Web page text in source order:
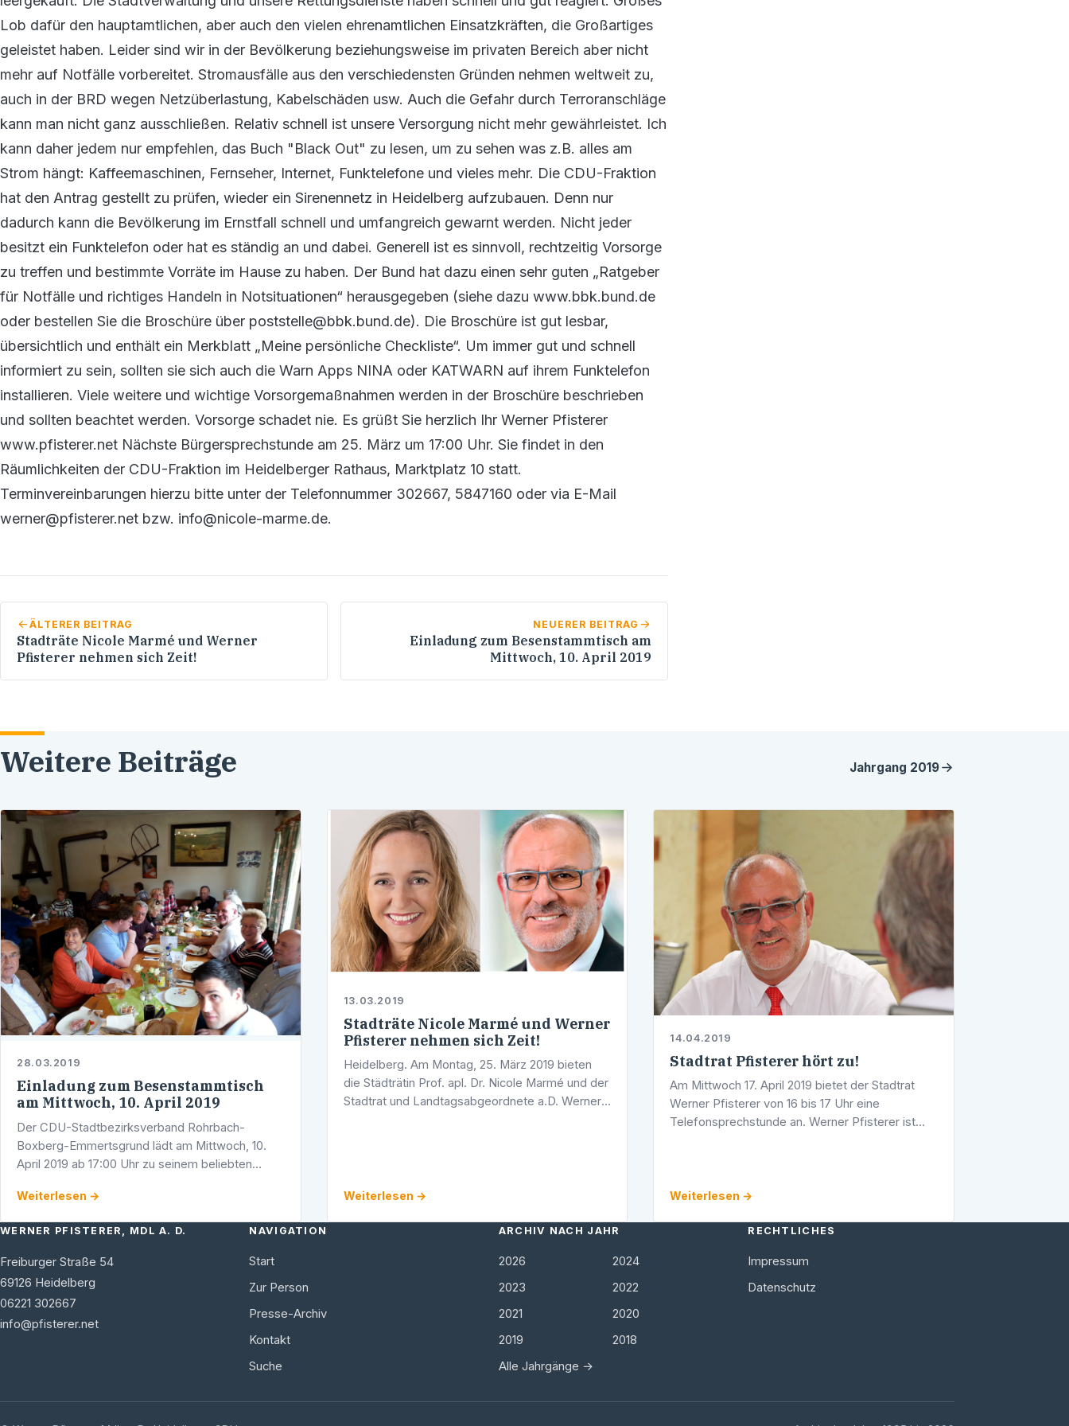
Lob dafür den hauptamtlichen, aber auch den vielen ehrenamtlichen Einsatzkräften, die Großartiges
geleistet haben. Leider sind wir in der Bevölkerung beziehungsweise im privaten Bereich aber nicht
mehr auf Notfälle vorbereitet. Stromausfälle aus den verschiedensten Gründen nehmen weltweit zu,
auch in der BRD wegen Netzüberlastung, Kabelschäden usw. Auch die Gefahr durch Terroranschläge
kann man nicht ganz ausschließen. Relativ schnell ist unsere Versorgung nicht mehr gewährleistet. Ich
kann daher jedem nur empfehlen, das Buch "Black Out" zu lesen, um zu sehen was z.B. alles am
Strom hängt: Kaffeemaschinen, Fernseher, Internet, Funktelefone und vieles mehr. Die CDU-Fraktion
hat den Antrag gestellt zu prüfen, wieder ein Sirenennetz in Heidelberg aufzubauen. Denn nur
dadurch kann die Bevölkerung im Ernstfall schnell und umfangreich gewarnt werden. Nicht jeder
besitzt ein Funktelefon oder hat es ständig an und dabei. Generell ist es sinnvoll, rechtzeitig Vorsorge
zu treffen und bestimmte Vorräte im Hause zu haben. Der Bund hat dazu einen sehr guten „Ratgeber
für Notfälle und richtiges Handeln in Notsituationen“ herausgegeben (siehe dazu www.bbk.bund.de
oder bestellen Sie die Broschüre über poststelle@bbk.bund.de). Die Broschüre ist gut lesbar,
übersichtlich und enthält ein Merkblatt „Meine persönliche Checkliste“. Um immer gut und schnell
informiert zu sein, sollten sie sich auch die Warn Apps NINA oder KATWARN auf ihrem Funktelefon
installieren. Viele weitere und wichtige Vorsorgemaßnahmen werden in der Broschüre beschrieben
und sollten beachtet werden. Vorsorge schadet nie. Es grüßt Sie herzlich Ihr Werner Pfisterer
www.pfisterer.net Nächste Bürgersprechstunde am 25. März um 17:00 Uhr. Sie findet in den
Räumlichkeiten der CDU-Fraktion im Heidelberger Rathaus, Marktplatz 10 statt.
Terminvereinbarungen hierzu bitte unter der Telefonnummer 302667, 5847160 oder via E-Mail
werner@pfisterer.net bzw. info@nicole-marme.de.
ÄLTERER BEITRAG
Stadträte Nicole Marmé und Werner
Pfisterer nehmen sich Zeit!
NEUERER BEITRAG
Einladung zum Besenstammtisch am
Mittwoch, 10. April 2019
Weitere Beiträge Jahrgang 2019
28.03.2019
Einladung zum Besenstammtisch
am Mittwoch, 10. April 2019
Der CDU-Stadtbezirksverband Rohrbach-
Boxberg-Emmertsgrund lädt am Mittwoch, 10.
April 2019 ab 17:00 Uhr zu seinem beliebten
Hangäckerhöfe 5. Werner Pfisterer, Stadtrat und
…
Weiterlesen →
13.03.2019
Stadträte Nicole Marmé und Werner
Pfisterer nehmen sich Zeit!
Heidelberg. Am Montag, 25. März 2019 bieten
die Städträtin Prof. apl. Dr. Nicole Marmé und der
Stadtrat und Landtagsabgeordnete a.D. Werner
Weiterlesen →
14.04.2019
Stadtrat Pfisterer hört zu!
Am Mittwoch 17. April 2019 bietet der Stadtrat
Werner Pfisterer von 16 bis 17 Uhr eine
Telefonsprechstunde an. Werner Pfisterer ist
Weiterlesen →
WERNER PFISTERER, MDL A. D.
Freiburger Straße 54
69126 Heidelberg
06221 302667
info@pfisterer.net
NAVIGATION
Start
Zur Person
Presse-Archiv
Kontakt
Suche
ARCHIV NACH JAHR
2026
2024
2023
2022
2021
2020
2019
2018
Alle Jahrgänge →
RECHTLICHES
Impressum
Datenschutz